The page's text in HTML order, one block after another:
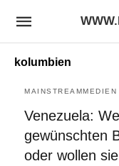
kolumbien
MAINSTREAMMEDIEN
Venezuela:
gewünschten
oder wollen